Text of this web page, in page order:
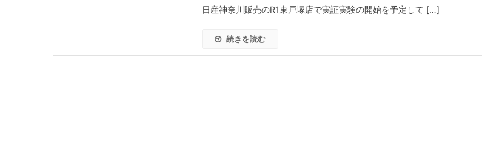
日産神奈川販売のR1東戸塚店で実証実験の開始を予定して […]
続きを読む